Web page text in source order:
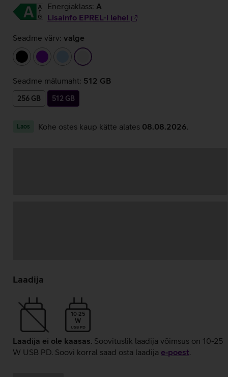
Energiaklass: A
Lisainfo EPREL-i lehel
Seadme värv: valge
must
lilla helesinine
valge
Seadme mälumaht: 512 GB
256 GB 512 GB
Laos Kohe ostes kaup kätte alates 08.08.2026
laadimine
Laadija
10-25
W
USB PD
Laadija ei ole kaasas. Soovituslik laadija võimsus on 10-25
W USB PD. Soovi korral saad osta laadija e‑poest.